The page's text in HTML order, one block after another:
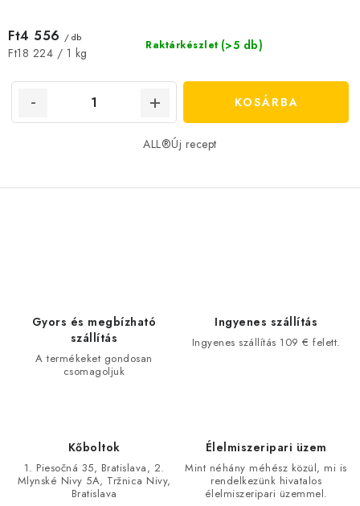
Raktárkészlet (>5 db)
Ft4 556 / db
Egységár:
Ft18 224 / 1 kg
KOSÁRBA
ALL®Új recept
Gyors és megbízható
szállítás
A termékeket gondosan
csomagoljuk
Ingyenes szállítás
Ingyenes szállítás 109 € felett.
Kőboltok
1. Piesočná 35, Bratislava, 2.
Mlynské Nivy 5A, Tržnica Nivy,
Bratislava
Élelmiszeripari üzem
Mint néhány méhész közül, mi is
rendelkezünk hivatalos
élelmiszeripari üzemmel.